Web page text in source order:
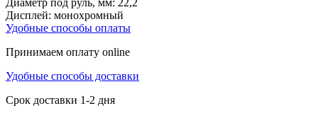
Диаметр под руль, мм: 22,2
Дисплей: монохромный
Удобные способы оплаты
Принимаем оплату online
Удобные способы доставки
Срок доставки 1-2 дня